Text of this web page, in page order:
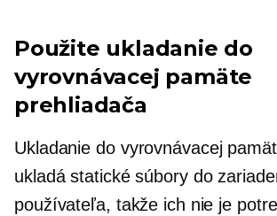
Použite ukladanie do
vyrovnávacej pamäte
prehliadača
Ukladanie do vyrovnávacej
ukladá statické súbory do
používateľa, takže ich nie je